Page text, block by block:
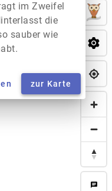
chat
im Zweifel
die
sauber wie
zur Karte